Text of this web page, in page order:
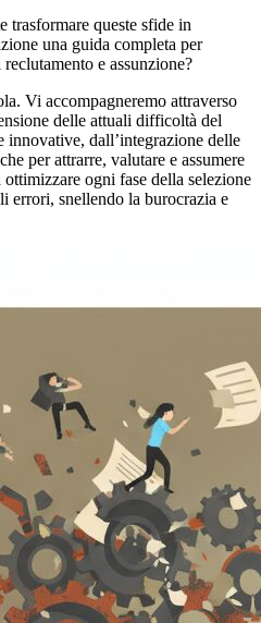
trasformare queste sfide in
una guida completa per
e assunzione?
Vi accompagneremo attraverso
delle attuali difficoltà del
innovative, dall’integrazione delle
per attrarre, valutare e assumere
ogni fase della selezione
errori, snellendo la burocrazia e